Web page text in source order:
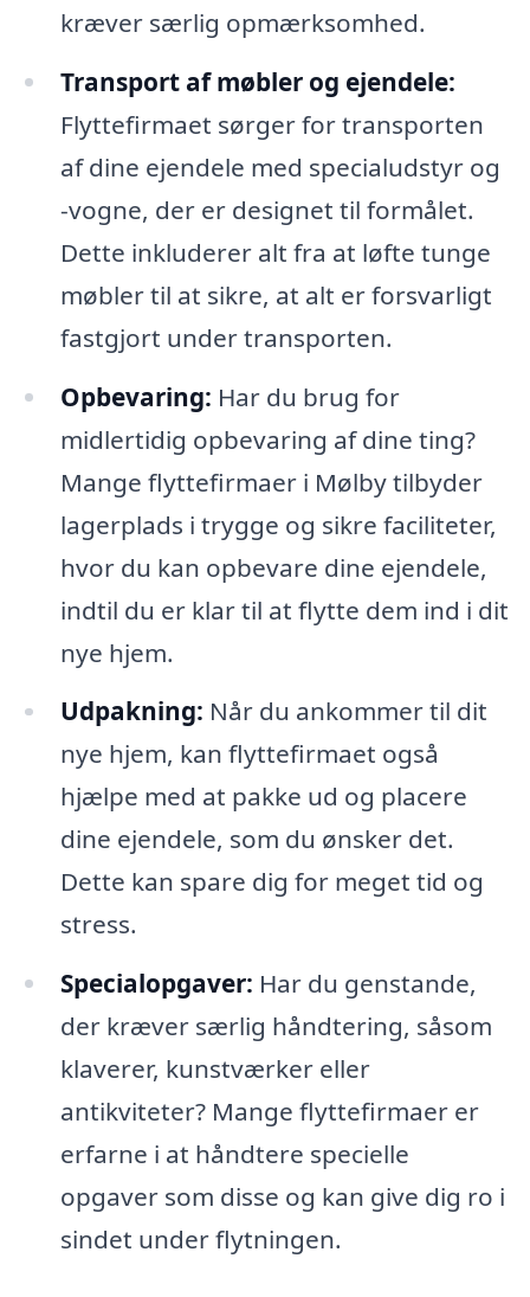
kræver særlig opmærksomhed.
Transport af møbler og ejendele:
Flyttefirmaet sørger for transporten
af dine ejendele med specialudstyr og
-vogne, der er designet til formålet.
Dette inkluderer alt fra at løfte tunge
møbler til at sikre, at alt er forsvarligt
fastgjort under transporten.
Opbevaring: Har du brug for
midlertidig opbevaring af dine ting?
Mange flyttefirmaer i Mølby tilbyder
lagerplads i trygge og sikre faciliteter,
hvor du kan opbevare dine ejendele,
indtil du er klar til at flytte dem ind i dit
nye hjem.
Udpakning: Når du ankommer til dit
nye hjem, kan flyttefirmaet også
hjælpe med at pakke ud og placere
dine ejendele, som du ønsker det.
Dette kan spare dig for meget tid og
stress.
Specialopgaver: Har du genstande,
der kræver særlig håndtering, såsom
klaverer, kunstværker eller
antikviteter? Mange flyttefirmaer er
erfarne i at håndtere specielle
opgaver som disse og kan give dig ro i
sindet under flytningen.